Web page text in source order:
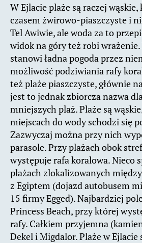
W Ejlacie plaże są raczej
czasem żwirowo-piaszczyste i
Tel Awiwie, ale woda za to
widok na góry też robi
stanowi ładna pogoda przez
możliwość podziwiania rafy
też plaże piaszczyste, głównie
jest to jednak zbiorcza nazwa
mniejszych plaż. Plaże są
miejscach do wody schodzi się
Zazwyczaj można przy nich
parasole. Przy plażach obok
występuje rafa koralowa. Nieco
plażach zlokalizowanych
z Egiptem (dojazd autobusem
15 firmy Egged). Najbardziej
Princess Beach, przy której
rafy. Całkiem przyjemna
Dekel i Migdalor. Plaże w Ejlacie